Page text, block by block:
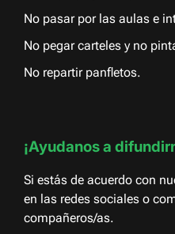
No pasar por las aulas e
No pegar carteles y no
No repartir panfletos.
¡Ayudanos a
Si estás de acuerdo con
en las redes sociales o
compañeros/as.